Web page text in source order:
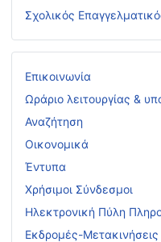
Σχολικός
Επικοινωνία
Ωράριο λειτουργίας &
Αναζήτηση
Οικονομικά
Έντυπα
Χρήσιμοι Σύνδεσμοι
Ηλεκτρονική Πύλη
Εκδρομές-Μετακινήσεις